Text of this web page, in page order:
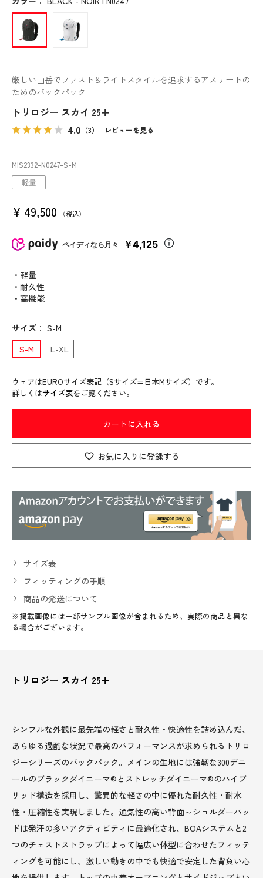
厳しい山岳でファスト＆ライトスタイルを追求するアスリートの
ためのバックパック
トリロジー スカイ 25+
4.0 （3） レビューを見る
MIS2332-N0247-S-M
軽量
¥ 49,500 税込
ペイディなら月々 ￥4,125
・軽量
・耐久性
・高機能
サイズ ： S-M
S-M
L-XL
ウェアはEUROサイズ表記（Sサイズ=日本Mサイズ）です。
詳しくはサイズ表をご覧ください。
カートに入れる
お気に入りに登録する
サイズ表
フィッティングの手順
商品の発送について
※掲載画像には一部サンプル画像が含まれるため、実際の商品と異な
る場合がございます。
トリロジー スカイ 25+
シンプルな外観に最先端の軽さと耐久性・快適性を詰め込んだ、
あらゆる過酷な状況で最高のパフォーマンスが求められるトリロ
ジーシリーズのバックパック。メインの生地には強靭な300デニ
ールのブラックダイニーマ®とストレッチダイニーマ®のハイブ
リッド構造を採用し、驚異的な軽さの中に優れた耐久性・耐水
性・圧縮性を実現しました。通気性の高い背面～ショルダーパッ
ドは発汗の多いアクティビティに最適化され、BOAシステムと2
つのチェストストラップによって幅広い体型に合わせたフィッテ
ィングを可能にし、激しい動きの中でも快適で安定した背負い心